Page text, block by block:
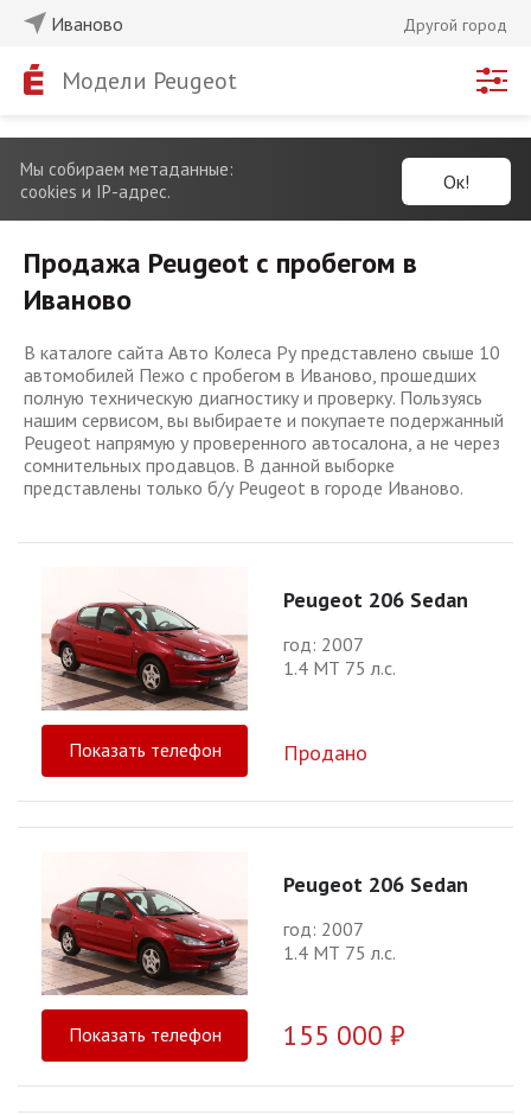
Иваново Другой город
Модели Peugeot
Мы собираем метаданные:
cookies и IP-адрес.
Ок!
Продажа Peugeot с пробегом в
Иваново
В каталоге сайта Авто Колеса Ру представлено свыше 10
автомобилей Пежо с пробегом в Иваново, прошедших
полную техническую диагностику и проверку. Пользуясь
нашим сервисом, вы выбираете и покупаете подержанный
Peugeot напрямую у проверенного автосалона, а не через
сомнительных продавцов. В данной выборке
представлены только б/у Peugeot в городе Иваново.
Peugeot 206 Sedan
год: 2007
1.4 МТ 75 л.с.
Показать телефон Продано
Peugeot 206 Sedan
год: 2007
1.4 МТ 75 л.с.
Показать телефон 155 000 ₽